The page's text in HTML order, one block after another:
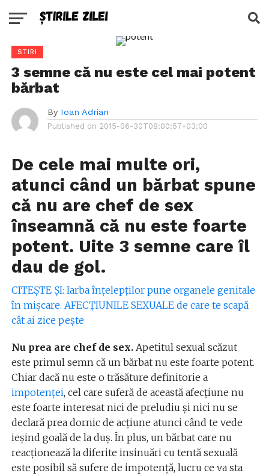
STIRI
3 semne că nu este cel mai potent
bărbat
By Ioan Adrian
Published on 2015-06-30T08:00:57+03:00
De cele mai multe ori,
atunci când un bărbat spune
că nu are chef de sex
înseamnă că nu este foarte
potent. Uite 3 semne care îl
dau de gol.
CITEŞTE ŞI: Iarba înțelepților pune organele genitale
în mișcare. AFECȚIUNILE SEXUALE de care te scapă
cât ai zice pește
Nu prea are chef de sex.Apetitul sexual scăzut
este primul semn că un bărbat nu este foarte potent.
Chiar dacă nu este o trăsăture definitorie a
impotenţei, cel care suferă de această afecţiune nu
este foarte interesat nici de preludiu şi nici nu se
declară prea dornic de acţiune atunci când te vede
ieşind goală de la duş. În plus, un bărbat care nu
reacţionează la diferite insinuări cu tentă sexuală
este posibil să sufere de impotenţă, lucru ce va sta